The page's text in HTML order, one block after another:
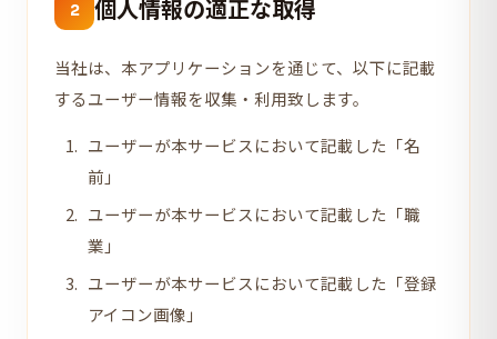
2 個人情報の適正な取得
当社は、本アプリケーションを通じて、以下に記載
するユーザー情報を収集・利用致します。
ユーザーが本サービスにおいて記載した「名
前」
ユーザーが本サービスにおいて記載した「職
業」
ユーザーが本サービスにおいて記載した「登録
アイコン画像」